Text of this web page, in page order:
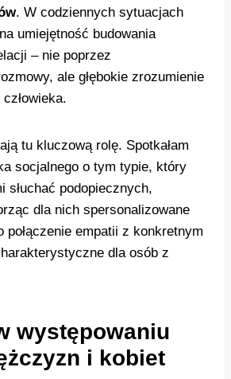
. W codziennych sytuacjach
umiejętność budowania
– nie poprzez
ale głębokie zrozumienie
tu kluczową rolę. Spotkałam
socjalnego o tym typie, który
słuchać podopiecznych,
dla nich spersonalizowane
połączenie empatii z konkretnym
dla osób z
występowaniu
i kobiet